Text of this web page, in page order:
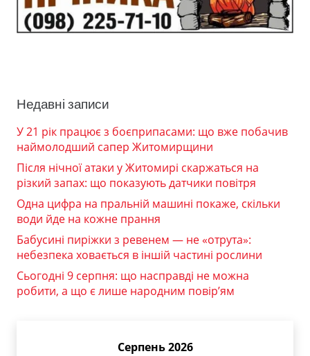
Недавні записи
У 21 рік працює з боєприпасами: що вже побачив
наймолодший сапер Житомирщини
Після нічної атаки у Житомирі скаржаться на
різкий запах: що показують датчики повітря
Одна цифра на пральній машині покаже, скільки
води йде на кожне прання
Бабусині пиріжки з ревенем — не «отрута»:
небезпека ховається в іншій частині рослини
Сьогодні 9 серпня: що насправді не можна
робити, а що є лише народним повір’ям
Серпень 2026